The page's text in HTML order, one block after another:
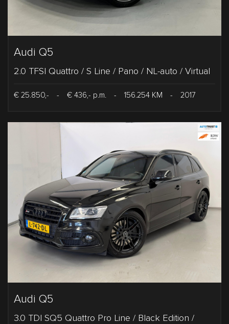
Audi Q5
2.0 TFSI Quattro / S Line / Pano / NL-auto / Virtual
€ 25.850,- - € 436,- p.m. - 156.254 KM - 2017
Audi Q5
3.0 TDI SQ5 Quattro Pro Line / Black Edition /